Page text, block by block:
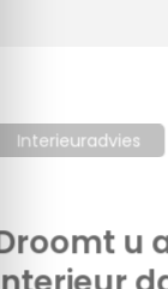
voor social
kunnen deze
Interieuradvies
Droomt